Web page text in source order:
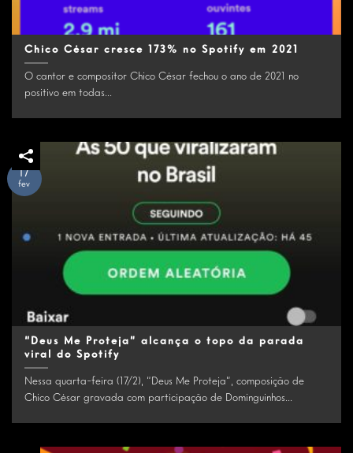
Chico César cresce 173% no Spotify em 2021
O cantor e compositor Chico César fechou o ano de 2021 no
positivo em todas...
“Deus Me Proteja” alcança o topo da parada
viral do Spotify
Nessa quarta-feira (17/2), “Deus Me Proteja”, composição de
Chico César gravada com participação de Dominguinhos...
17
fev